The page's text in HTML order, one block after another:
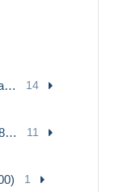
Ediciones Superficie impresa (1855-84) 14
Ediciones 'Lilas y Verde' (1883-84) 11
1